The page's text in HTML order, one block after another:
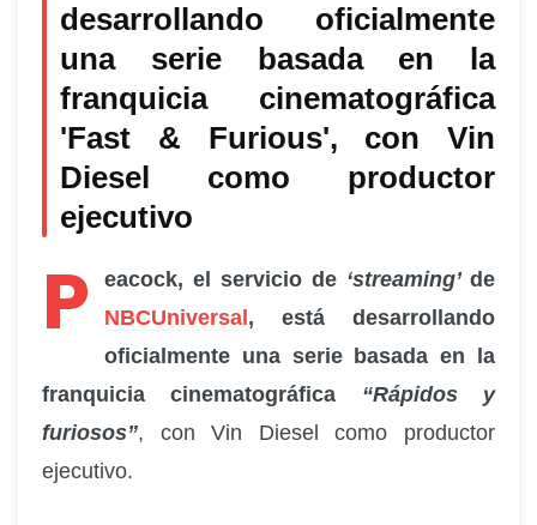
desarrollando oficialmente
una serie basada en la
franquicia cinematográfica
'Fast & Furious', con Vin
Diesel como productor
ejecutivo
P eacock, el servicio de ‘streaming’ de
NBCUniversal, está desarrollando
oficialmente una serie basada en la
franquicia cinematográfica “Rápidos y
furiosos”, con Vin Diesel como productor
ejecutivo.